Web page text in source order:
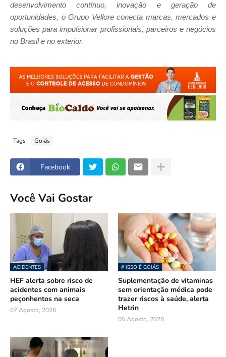
desenvolvimento contínuo, inovação e geração de
oportunidades, o Grupo Vellore conecta marcas, mercados e
soluções para impulsionar profissionais, parceiros e negócios
no Brasil e no exterior.
Tags Goiás
Facebook
Você Vai Gostar
ACIDENTES
HEF alerta sobre risco de
acidentes com animais
peçonhentos na seca
07 Agosto, 2026
# ISSO É GOIÁS
Suplementação de vitaminas
sem orientação médica pode
trazer riscos à saúde, alerta
Hetrin
05 Agosto, 2026